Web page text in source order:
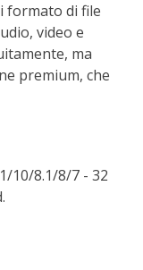
formato di file
video e
ma
premium, che
10/8.1/8/7 - 32